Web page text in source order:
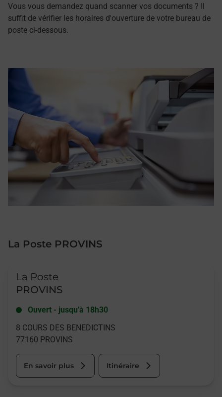
Vous vous demandez quand scanner vos documents ? Il
suffit de vérifier les horaires d'ouverture de votre bureau de
poste ci-dessous.
La Poste PROVINS
La Poste
PROVINS
Ouvert - jusqu'à 18h30
8 COURS DES BENEDICTINS
77160 PROVINS
En savoir plus Itinéraire